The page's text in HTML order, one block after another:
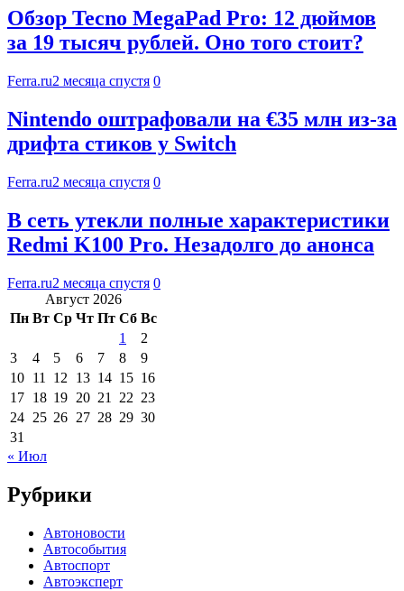
Обзор Tecno MegaPad Pro: 12 дюймов
за 19 тысяч рублей. Оно того стоит?
Ferra.ru2 месяца спустя 0
Nintendo оштрафовали на €35 млн из-за
дрифта стиков у Switch
Ferra.ru2 месяца спустя 0
В сеть утекли полные характеристики
Redmi K100 Pro. Незадолго до анонса
Ferra.ru2 месяца спустя 0
Август 2026
Пн Вт Ср Чт Пт Сб Вс
1
2
3
4 5 6 7 8
9
10 11 12 13 14 15 16
17 18 19 20 21 22 23
24 25 26 27 28 29 30
31
« Июл
Рубрики
Автоновости
Автособытия
Автоспорт
Автоэксперт